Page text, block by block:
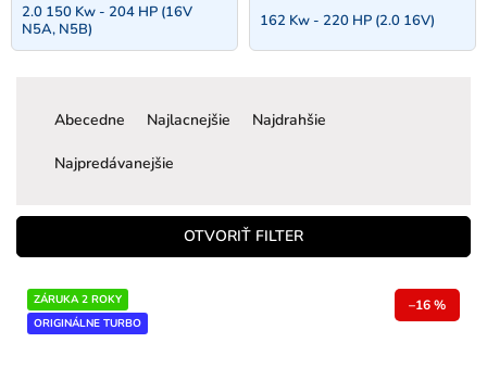
2.0 150 Kw - 204 HP (16V
N5A, N5B)
162 Kw - 220 HP (2.0 16V)
i
p
r
o
d
Abecedne Najlacnejšie Najdrahšie
Najpredávanejšie
OTVORIŤ FILTER
V
p
ZÁRUKA 2 ROKY
ORIGINÁLNE TURBO
–16 %